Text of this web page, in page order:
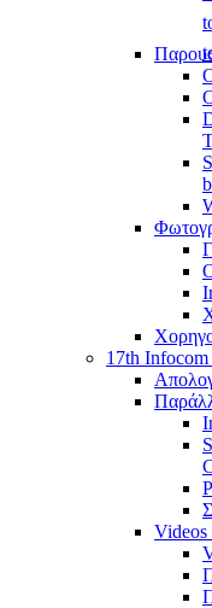
17th
Videos